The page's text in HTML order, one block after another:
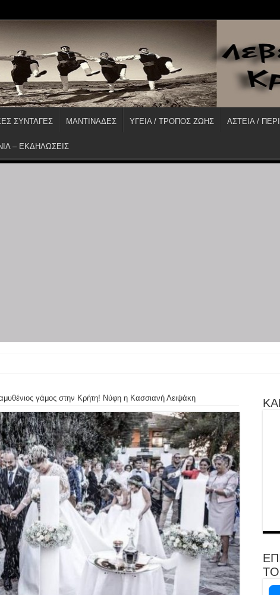
ΣΥΝΤΑΓΕΣ ΜΑΝΤΙΝΑΔΕΣ ΥΓΕΙΑ / ΤΡΟΠΟΣ ΖΩΗΣ ΑΣΤΕΙΑ /
– ΕΚΔΗΛΩΣΕΙΣ
γάμος στην Κρήτη! Νύφη η Κασσιανή Λειψάκη
ΤΟ